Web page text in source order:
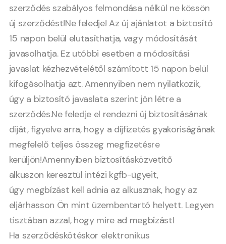
szerződés szabályos felmondása nélkül ne kössön
új szerződést!Ne feledje! Az új ajánlatot a biztosító
15 napon belül elutasíthatja, vagy módosítását
javasolhatja. Ez utóbbi esetben a módosítási
javaslat kézhezvételétől számított 15 napon belül
kifogásolhatja azt. Amennyiben nem nyilatkozik,
úgy a biztosító javaslata szerint jön létre a
szerződés.Ne feledje el rendezni új biztosításának
díját, figyelve arra, hogy a díjfizetés gyakoriságának
megfelelő teljes összeg megfizetésre
kerüljön!Amennyiben biztosításközvetítő
alkuszon keresztül intézi kgfb-ügyeit,
úgy megbízást kell adnia az alkusznak, hogy az
eljárhasson Ön mint üzembentartó helyett. Legyen
tisztában azzal, hogy mire ad megbízást!
Ha szerződéskötéskor elektronikus